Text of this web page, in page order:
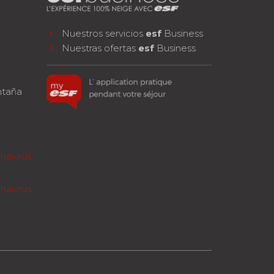
Nuestros servicios esf Business
Nuestras ofertas esf Business